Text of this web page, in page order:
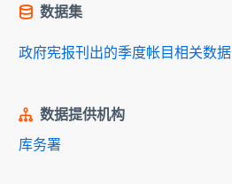
数据集
政府宪报刊出的季度帐目相关数据
数据提供机构
库务署